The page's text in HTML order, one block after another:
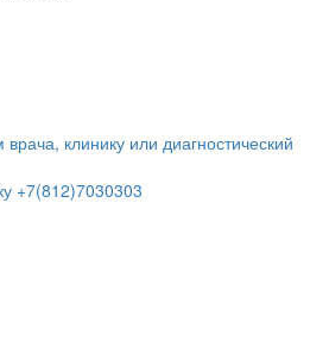
клинику или диагностический
+7(812)7030303